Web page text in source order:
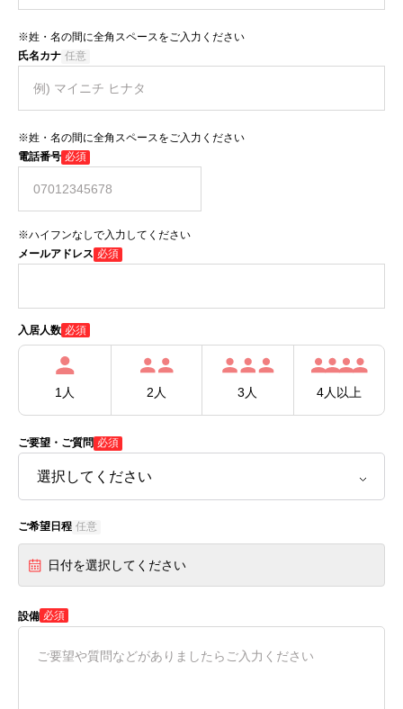
※姓・名の間に全角スペースをご入力ください
氏名カナ 任意
※姓・名の間に全角スペースをご入力ください
電話番号 必須
※ハイフンなしで入力してください
メールアドレス 必須
入居人数 必須
1人 2人 3人 4人以上
ご要望・ご質問 必須
ご希望日程 任意
日付を選択してください
設備 必須